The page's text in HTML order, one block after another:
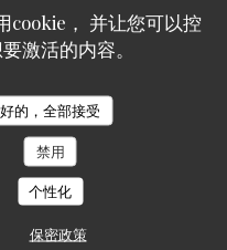
cookie， 并让您可以控
激活的内容。
好的，全部接受
禁用
个性化
保密政策
质价比: 4/5
! Savoir que
nous fait vraiment
sur la cuisine
à progresser. À
Au Pied de Cochon